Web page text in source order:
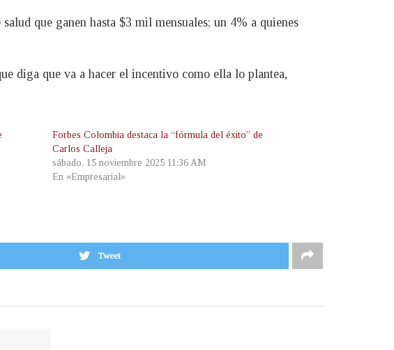
que ganen hasta $3 mil mensuales; un 4% a quienes
diga que va a hacer el incentivo como ella lo plantea,
Forbes Colombia destaca la “fórmula del éxito” de
Carlos Calleja
sábado, 15 noviembre 2025 11:36 AM
En «Empresarial»
Tweet